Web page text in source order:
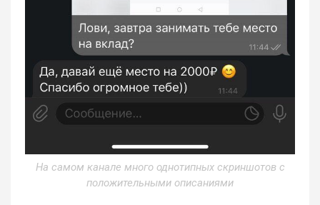
На самом канале много однотипных скриншотов с
положительными описаниями